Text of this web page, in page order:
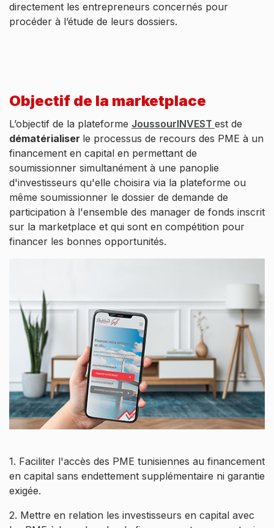
directement les entrepreneurs concernés pour
procéder à l’étude de leurs dossiers.
Objectif de la marketplace
L’objectif de la plateforme JoussourINVEST est de
dématérialiser le processus de recours des PME à un
financement en capital en permettant de
soumissionner simultanément à une panoplie
d'investisseurs qu'elle choisira via la plateforme ou
même soumissionner le dossier de demande de
participation à l'ensemble des manager de fonds inscrit
sur la marketplace et qui sont en compétition pour
financer les bonnes opportunités.
1. Faciliter l'accès des PME tunisiennes au financement
en capital sans endettement supplémentaire ni garantie
exigée.
2. Mettre en relation les investisseurs en capital avec